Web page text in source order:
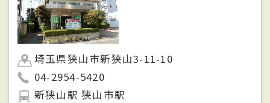
埼玉県狭山市新狭山3-11-10
04-2954-5420
新狭山駅 狭山市駅